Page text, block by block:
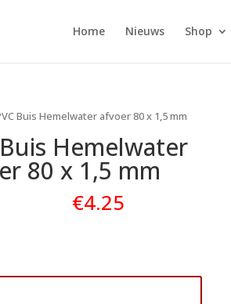
Home Nieuws Shop
Buis Hemelwater afvoer 80 x 1,5 mm
Buis Hemelwater
80 x 1,5 mm
€4.25